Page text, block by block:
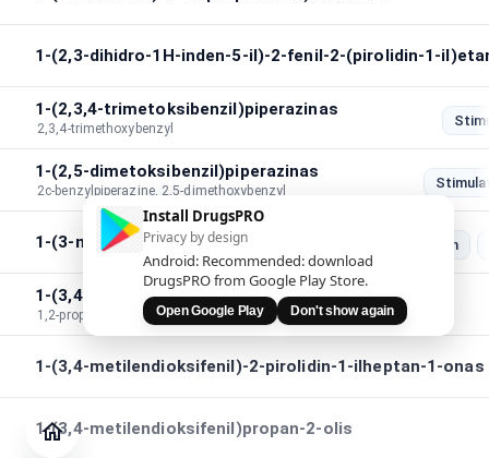
1-(2,3-dihidro-1H-inden-5-il)-2-fenil-2-(pirolidin-1-
1-(2,3,4-trimetoksibenzil)piperazinas
2,3,4-trimethoxybenzyl
1-(2,5-dimetoksibenzil)piperazinas
2c-benzylpiperazine, 2,5-dimethoxybenzyl
1-(3-metilbenzil)piperazinas Stimulation
1-(3,4-metilendioksi)fenil-1,2-propandionas
1,2-propanedione,1-(3,4-methylenedioxy)phenyl
1-(3,4-metilendioksifenil)-2-pirolidin-1-ilheptan-1-onas
1-(3,4-metilendioksifenil)propan-2-olis
Install DrugsPRO
Privacy by design
Android: Recommended: download
DrugsPRO from Google Play Store.
Open Google Play Don't show again